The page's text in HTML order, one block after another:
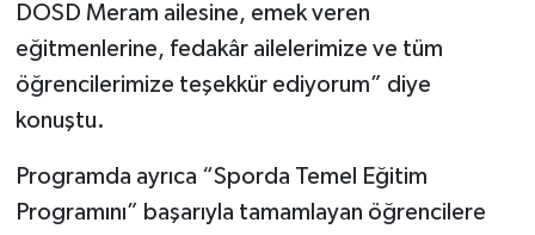
DOSD Meram ailesine, emek veren
eğitmenlerine, fedakâr ailelerimize ve tüm
öğrencilerimize teşekkür ediyorum” diye
konuştu.
Programda ayrıca “Sporda Temel Eğitim
Programını” başarıyla tamamlayan öğrencilere